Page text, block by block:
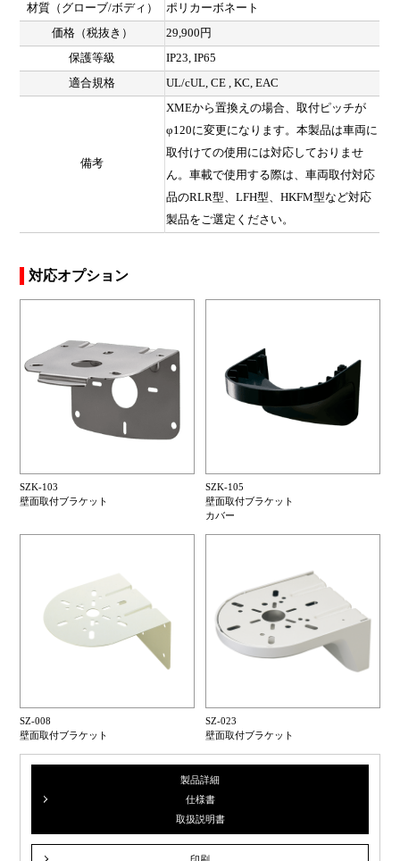
材質（グローブ/ボディ）
ポリカーボネート
価格（税抜き）
29,900円
保護等級
IP23, IP65
適合規格
UL/cUL, CE , KC, EAC
備考
XMEから置換えの場合、取付ピッチが
φ120に変更になります。本製品は車両に
取付けての使用には対応しておりませ
ん。車載で使用する際は、車両取付対応
品のRLR型、LFH型、HKFM型など対応
製品をご選定ください。
対応オプション
SZK-103
壁面取付ブラケット
SZK-105
壁面取付ブラケット
カバー
SZ-008
壁面取付ブラケット
SZ-023
壁面取付ブラケット
製品詳細
仕様書
取扱説明書